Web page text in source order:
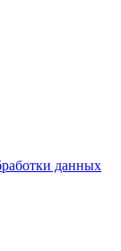
данных